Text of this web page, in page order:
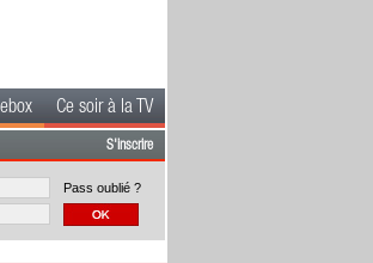
Ce soir à la TV
S'inscrire
Pass oublié ?